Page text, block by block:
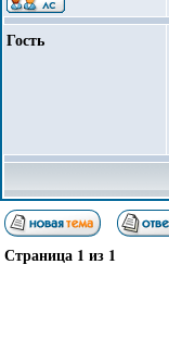
Гость
Страница 1 из 1